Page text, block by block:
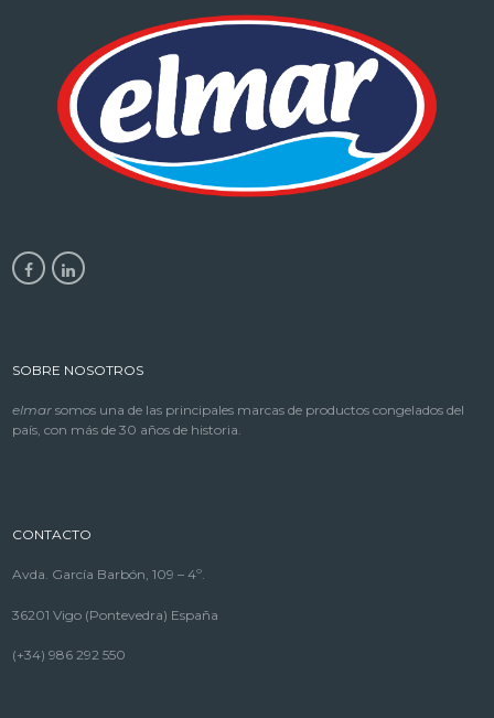
SOBRE NOSOTROS
elmar somos una de las principales marcas de productos congelados del
país, con más de 30 años de historia.
CONTACTO
Avda. García Barbón, 109 – 4º.
36201 Vigo (Pontevedra) España
(+34) 986 292 550